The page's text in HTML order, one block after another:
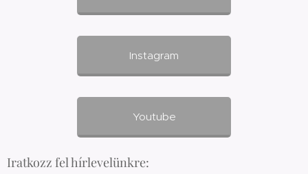
Instagram
Youtube
Iratkozz fel hírlevelünkre: